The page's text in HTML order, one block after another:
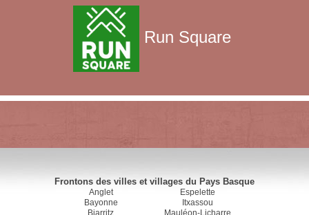
Run Square
Frontons des villes et villages du Pays Basque
Anglet
Bayonne
Biarritz
Espelette
Itxassou
Mauléon-Licharre